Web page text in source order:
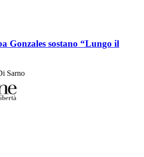
Gonzales sostano “Lungo il
Sarno